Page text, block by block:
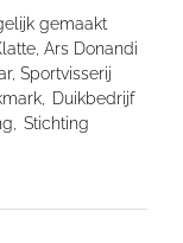
gemaakt
Ars Donandi
Sportvisserij
Duikbedrijf
Stichting